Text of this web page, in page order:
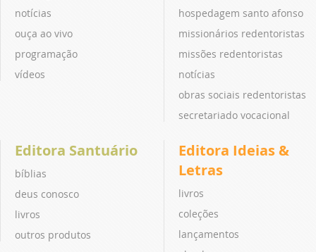
notícias
ouça ao vivo
programação
vídeos
hospedagem santo afonso
missionários redentoristas
missões redentoristas
notícias
obras sociais redentoristas
secretariado vocacional
Editora Santuário
bíblias
deus conosco
livros
outros produtos
Editora Ideias &
Letras
livros
coleções
lançamentos